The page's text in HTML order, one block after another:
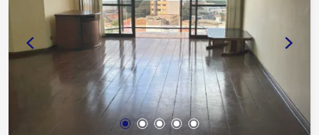
segurança, lazer e localização na região do
Campolim. Agende sua visita!